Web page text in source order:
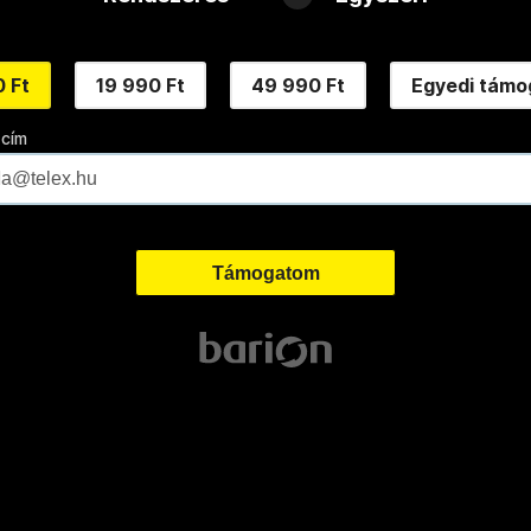
Ft 19 990 Ft 49 990 Ft Egyedi